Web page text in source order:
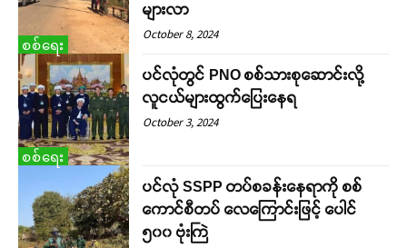
စစ်ရေး
များလာ
October 8, 2024
စစ်ရေး
ပင်လုံတွင် PNO စစ်သားစုဆောင်းလို့
လူငယ်များထွက်ပြေးနေရ
October 3, 2024
ပင်လုံ SSPP တပ်စခန်းနေရာကို စစ်
ကောင်စီတပ် လေကြောင်းဖြင့် ပေါင်
၅၀၀ ဗုံးကြဲ